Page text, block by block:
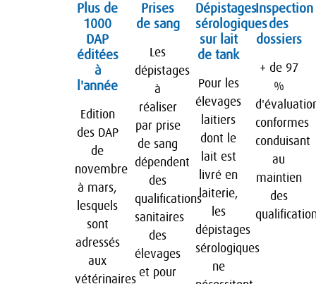
Plus de
1000
DAP
éditées
à
l'année
Edition
des DAP
de
novembre
à mars,
lesquels
sont
adressés
aux
vétérinaires
Prises
de sang
Les
dépistages
à
réaliser
par prise
de sang
dépendent
des
qualifications
sanitaires
des
élevages
et pour
Dépistages
sérologiques
sur lait
de tank
Pour les
élevages
laitiers
dont le
lait est
livré en
laiterie,
les
dépistages
sérologiques
ne
Inspection
des
dossiers
+ de 97
%
conformes
conduisant
au
maintien
des